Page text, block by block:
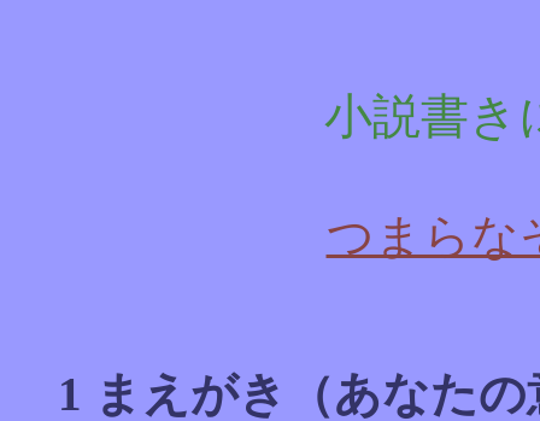
小説書き
つまらな
1 まえがき（あなた